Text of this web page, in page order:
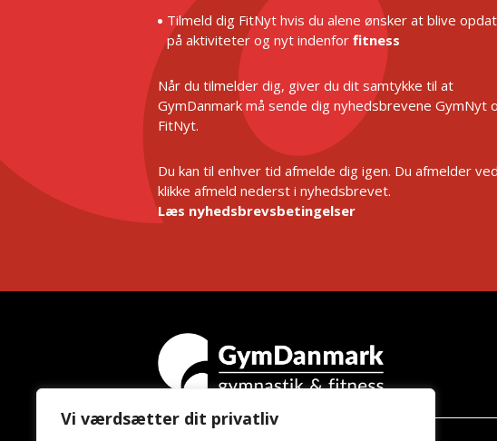
Vi værdsætter dit privatliv
Tilmeld dig FitNyt hvis du alene ønsker at blive
på aktiviteter og nyt indenfor fitness
Når du tilmelder dig, giver du dit samtykke til at
GymDanmark må sende dig nyhedsbrevene GymNyt
FitNyt.
Du kan til enhver tid afmelde dig igen. Du afmelder
klikke afmeld nederst i nyhedsbrevet.
Læs nyhedsbrevsbetingelser